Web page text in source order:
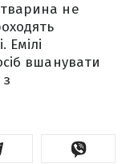
не
Емілі
вшанувати